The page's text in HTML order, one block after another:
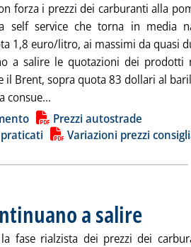
forza i prezzi dei carburanti alla
self service che torna in media
1,8 euro/litro, ai massimi da quasi
a salire le quotazioni dei prodotti
il Brent, sopra quota 83 dollari al
consue... Leggi tutta la notizia:
Prezzi autostrade
Variazioni prezzi
a salire . Pubblicata
la fase rialzista dei prezzi dei